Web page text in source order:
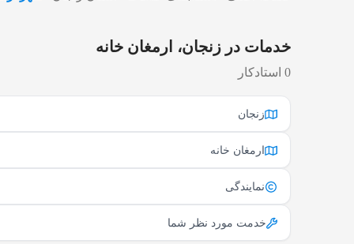
خدمات در زنجان، ارمغان خانه
0 استادکار
زنجان
ارمغان خانه
نمایندگی
خدمت مورد نظر شما